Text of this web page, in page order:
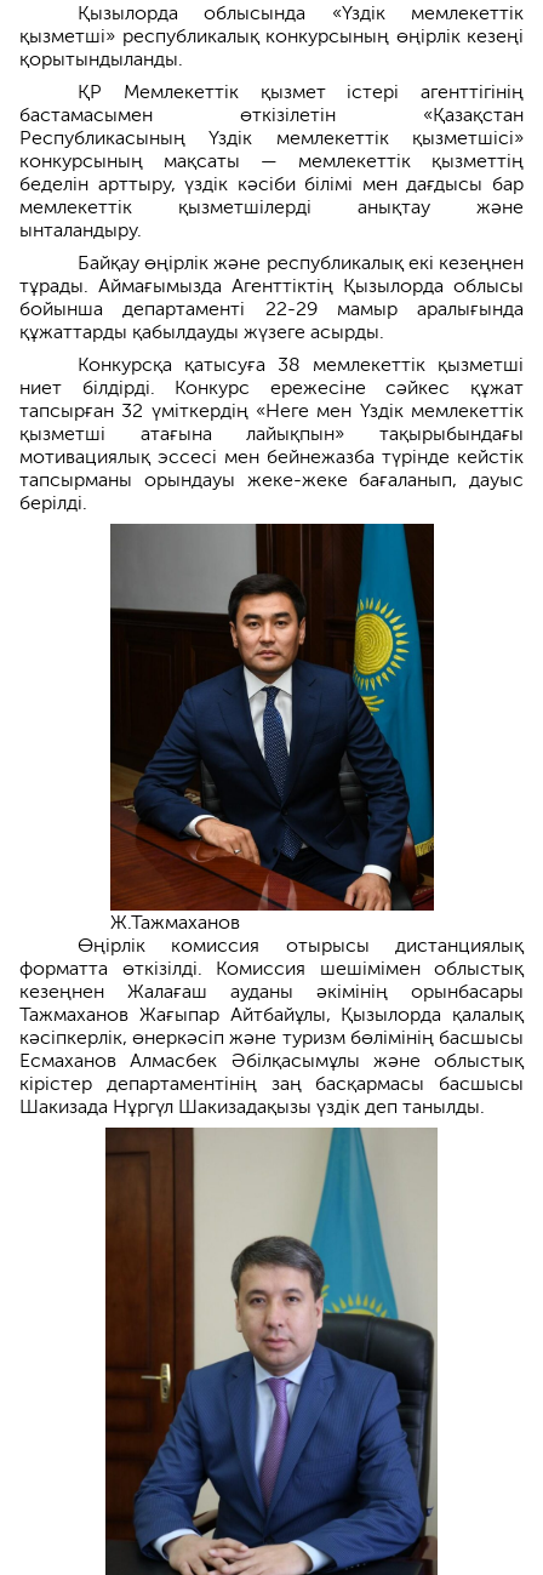
Қызылорда облысында «Үздік мемлекеттік
қызметші» республикалық конкурсының өңірлік кезеңі
қорытындыланды.
ҚР Мемлекеттік қызмет істері агенттігінің
бастамасымен өткізілетін «Қазақстан
Республикасының Үздік мемлекеттік қызметшісі»
конкурсының мақсаты — мемлекеттік қызметтің
беделін арттыру, үздік кәсіби білімі мен дағдысы бар
мемлекеттік қызметшілерді анықтау және
ынталандыру.
Байқау өңірлік және республикалық екі кезеңнен
тұрады. Аймағымызда Агенттіктің Қызылорда облысы
бойынша департаменті 22-29 мамыр аралығында
құжаттарды қабылдауды жүзеге асырды.
Конкурсқа қатысуға 38 мемлекеттік қызметші
ниет білдірді. Конкурс ережесіне сәйкес құжат
тапсырған 32 үміткердің «Неге мен Үздік мемлекеттік
қызметші атағына лайықпын» тақырыбындағы
мотивациялық эссесі мен бейнежазба түрінде кейстік
тапсырманы орындауы жеке-жеке бағаланып, дауыс
берілді.
Ж.Тажмаханов
Өңірлік комиссия отырысы дистанциялық
форматта өткізілді. Комиссия шешімімен облыстық
кезеңнен Жалағаш ауданы әкімінің орынбасары
Тажмаханов Жағыпар Айтбайұлы, Қызылорда қалалық
кәсіпкерлік, өнеркәсіп және туризм бөлімінің басшысы
Есмаханов Алмасбек Әбілқасымұлы және облыстық
кірістер департаментінің заң басқармасы басшысы
Шакизада Нұргүл Шакизадақызы үздік деп танылды.